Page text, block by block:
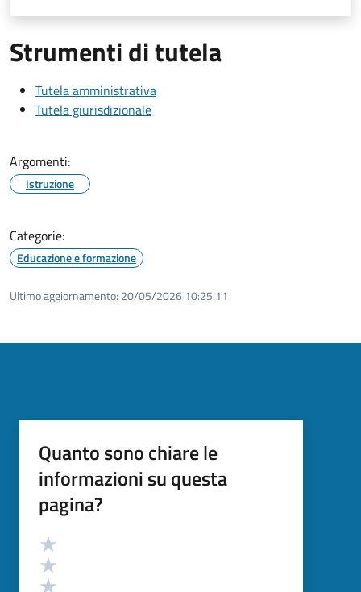
Strumenti di tutela
Tutela amministrativa
Tutela giurisdizionale
Argomenti:
Istruzione
Categorie:
Educazione e formazione
Ultimo aggiornamento: 20/05/2026 10:25.11
Quanto sono chiare le
informazioni su questa
pagina?
Valutazione